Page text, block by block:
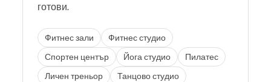
готови.
Фитнес зали
Фитнес студио
Спортен център
Йога студио
Пилатес
Личен треньор
Танцово студио